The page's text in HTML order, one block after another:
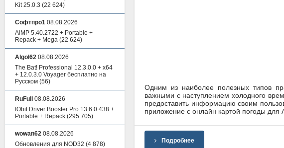
Одним из наиболее полезных типов
важными с наступлением холодного
предоставить информацию своим
приложение с онлайн картой погоды для
Подробнее
Kit 25.0.3 (22 624)
Софтпро1 08.08.2026
AIMP 5.40.2722 + Portable +
Repack + Mega (22 624)
Algol62 08.08.2026
The Bat! Professional 12.3.0.0 + x64
+ 12.0.3.0 Voyager бесплатно на
Русском (56)
RuFull
08.08.2026
IObit Driver Booster Pro 13.6.0.438 +
Portable + Repack (295 705)
wowan62 08.08.2026
Обновления для NOD32 (4 878)